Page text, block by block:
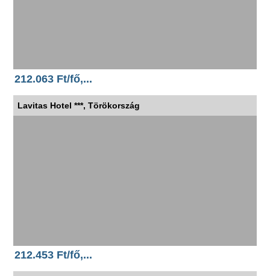
212.063 Ft/fő,...
Lavitas Hotel ***, Törökország
212.453 Ft/fő,...